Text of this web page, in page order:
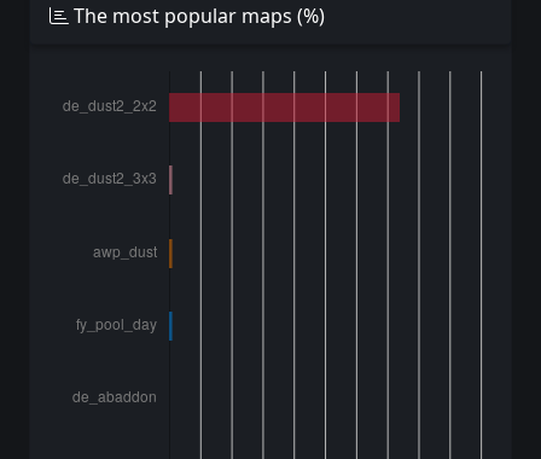
The most popular maps (%)